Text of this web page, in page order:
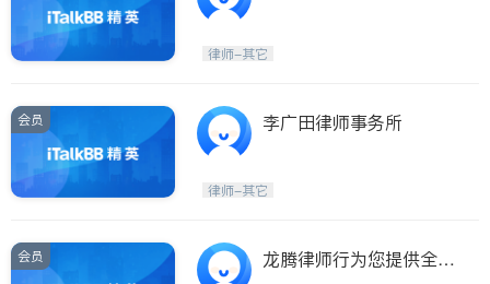
律师-其它
会员 李广田律师事务所
律师-其它
会员
龙腾律师行为您提供全方